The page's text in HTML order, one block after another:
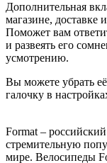
Дополнительная
магазине, доставке
Поможет вам
и развеять его
усмотрению.
Вы можете убрать
галочку в
Format –
стремительную
мире. Велосипеды